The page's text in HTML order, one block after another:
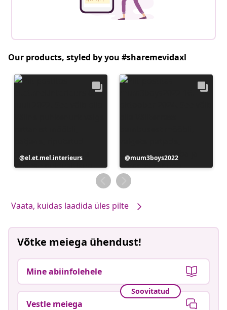
Our products, styled by you #sharemevidaxl
Postitus
avaldatud
el.et.mel.interieurs
Postitus
avaldatud
mum3boys2022
Vaata, kuidas laadida üles pilte
Võtke meiega ühendust!
Mine abiinfolehele
Soovitatud
Vestle meiega